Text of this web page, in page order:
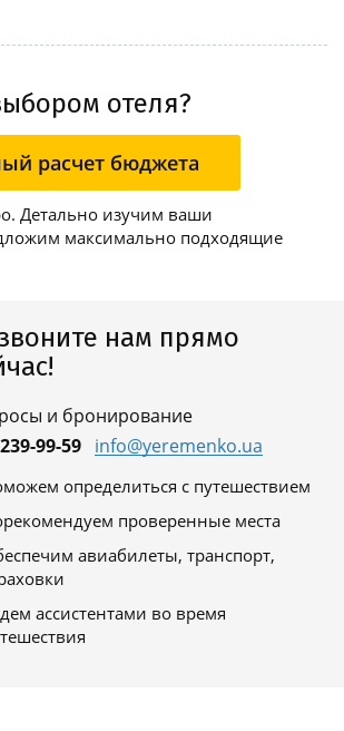
отеля?
расчет бюджета
Детально изучим ваши
максимально подходящие
нам прямо
и бронирование
99-59 info@yeremenko.ua
определиться с путешествием
проверенные места
авиабилеты, транспорт,
ассистентами во время